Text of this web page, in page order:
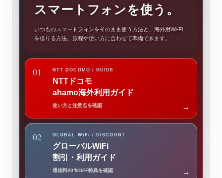
スマートフォンを使う。
いつものスマートフォンをそのまま使う方法と、海外用Wi-Fi
を借りる方法。旅程や使い方に合わせて準備できます。
01 NTT DOCOMO / GUIDE
NTTドコモ
ahamo海外利用ガイド
使い方と注意点を確認 →
02 GLOBAL WiFi / DISCOUNT
グローバルWiFi
割引・利用ガイド
通信料20％OFF特典を確認 →